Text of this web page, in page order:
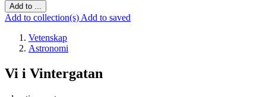
Add to ...
Add to collection(s) Add to saved
Vetenskap
Astronomi
Vi i Vintergatan